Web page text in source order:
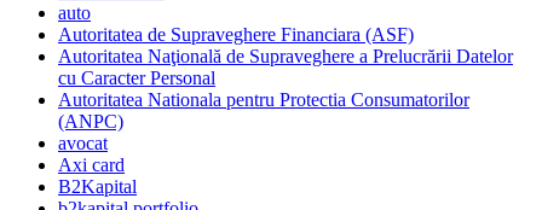
auto
Autoritatea de Supraveghere Financiara (ASF)
Autoritatea Naţională de Supraveghere a Prelucrării Datelor
cu Caracter Personal
Autoritatea Nationala pentru Protectia Consumatorilor
(ANPC)
avocat
Axi card
B2Kapital